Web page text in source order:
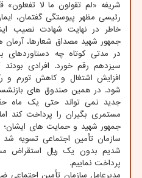
شریفه «لم تقولون ما لا تفعلون»
رئیسی مظهر پیوستگی گفتمان،
خاطر در نهایت شهادت نصیب
جمهور شهید مصداق شعارها، آرمان
در مدتی کوتاه چه
سیزدهم رقم خورد. افرادی بودند
افزایش اشتغال و کاهش تورم و
شود. در همین صندوق های
جدید نمی تواند حتی یک ماه
مستمری بگیران را پرداخت کند
جمهور شهید و حمایت های
سازمان تأمین اجتماعی تسویه
شدیم بدون یک ریال استقراض
پرداخت نماییم.
مدیرعامل سازمان تأمین اجتماعی